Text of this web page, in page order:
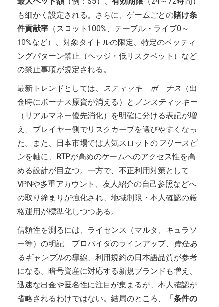
も細かく設定される。さらに、ゲームごとの賭け条
件貢献率 （スロット100%、テーブル・ライブ0～
10%など）、対象タイトルの限定、特定のベッティ
ングパターン禁止（ヘッジ・低リスクベット）など
の禁止事項が規定される。
最新トレンドとしては、 スティッキーボーナス （出
金時にボーナス原資が消える）と ノンスティッキー
（リアルマネー優先消化）を明確に分ける表記が増
え、プレイヤー側でリスクカーブを選びやすくなっ
た。また、日本市場では人気スロットの フリースピ
ンを軸に、 RTPが高めのゲームへのアクセス性を高
める設計が目立つ。一方で、不正利用対策として
VPNや多重アカウント、友人紹介の自己参照などへ
の取り締まりが強化され、地域制限・本人確認の厳
格運用が標準化しつつある。
信頼性を測るには、ライセンス（マルタ、キュラソ
ー等）の明記、プロバイダのラインアップ、
責任あ
るギャンブルの導線、利用規約の日本語品質が参考
になる。暗号資産に対応する新規ブランドも増え、
迅速な出金や匿名性に注目が集まるが、本人確認が
省略されるわけではない。結局のところ、
「条件の